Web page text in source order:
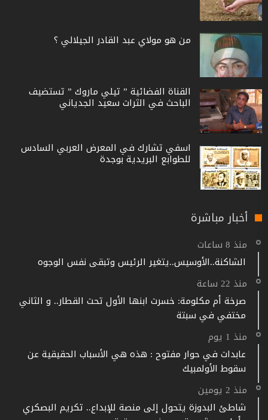
من هو مولاي عبد القادر الجيلالي ؟
القناة الفضائية ” تيلي ماروك ” تستضيف
الباحث في الثرات سعيد الجدياني
اسفي تشارك في المعرض العربي السادس
للطوابع البريدية بوجدة
أخبار مباشرة
منذ 8 ساعات
الشاكنة..الأوسيس..يتغير الرئيس وتبقى نفس الوجوه
منذ 22 ساعة
صرخة أم مكلومة: خسرت ابنها الأول تحت القطار.. و الثاني
مختفي في سبتة
منذ 1 يوم
عابدات في حوار مفتوح : هذه هي الأسباب الحقيقية عن
سقوط الأولمبيك
منذ 2 يومين
شاطئ البدوزة يتحول إلى منصة للإبداع.. تكريم البصكري